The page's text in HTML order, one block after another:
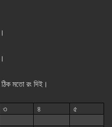
মতো রং দিই।
৩ ৪
৫